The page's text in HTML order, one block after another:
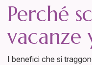
Perché
vacanze
I benefici che si